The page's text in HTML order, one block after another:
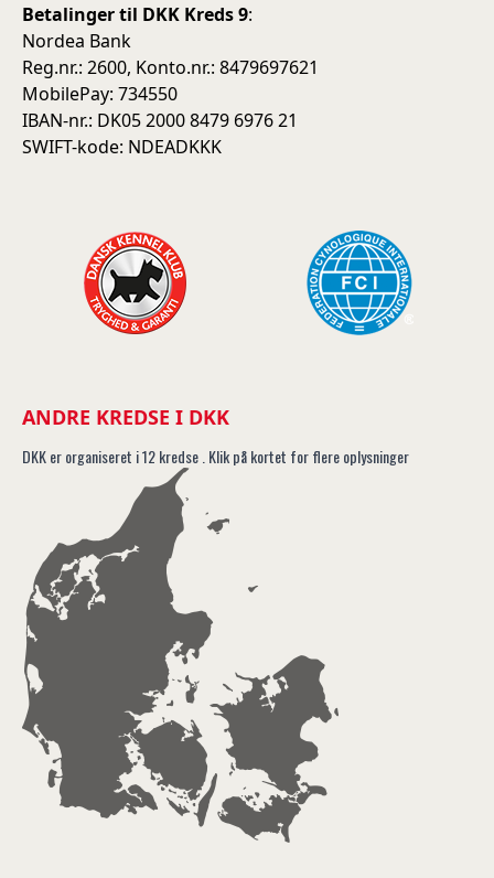
Betalinger til DKK Kreds 9:
Nordea Bank
Reg.nr.: 2600, Konto.nr.: 8479697621
MobilePay: 734550
IBAN-nr.: DK05 2000 8479 6976 21
SWIFT-kode: NDEADKKK
ANDRE KREDSE I DKK
DKK er organiseret i 12 kredse . Klik på kortet for flere oplysninger